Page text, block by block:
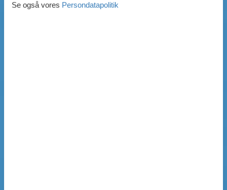
Se også vores Persondatapolitik